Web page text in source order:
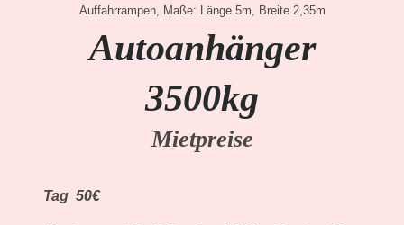
Auffahrrampen, Maße: Länge 5m, Breite 2,35m
Autoanhänger
3500kg
Mietpreise
Tag 50€